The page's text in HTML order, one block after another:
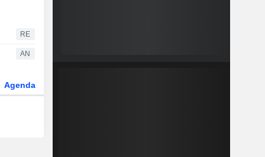
RE
AN
Agenda